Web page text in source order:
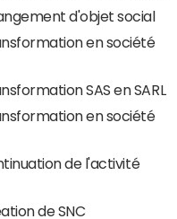
d'objet social
en société
SAS en SARL
en société
de l'activité
de SNC